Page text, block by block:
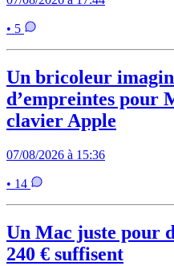
• 5
Un bricoleur
d’empreintes pour
clavier Apple
07/08/2026 à 15:36
• 14
Un Mac juste pour
240 € suffisent